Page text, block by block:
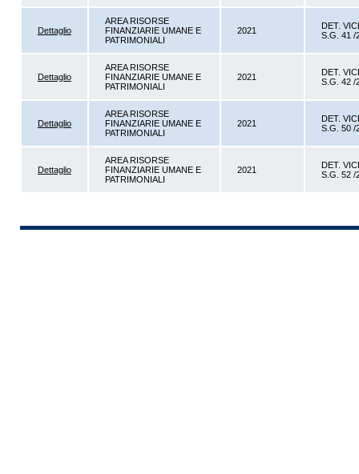
Dettaglio
AREA RISORSE
FINANZIARIE UMANE E
PATRIMONIALI
2021
DET.
S.G. 41 /
Dettaglio
AREA RISORSE
FINANZIARIE UMANE E
PATRIMONIALI
2021
DET.
S.G. 42 /
Dettaglio
AREA RISORSE
FINANZIARIE UMANE E
PATRIMONIALI
2021
DET.
S.G. 50 /
Dettaglio
AREA RISORSE
FINANZIARIE UMANE E
PATRIMONIALI
2021
DET.
S.G. 52 /